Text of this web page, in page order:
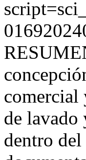
comercial
de lavado
dentro